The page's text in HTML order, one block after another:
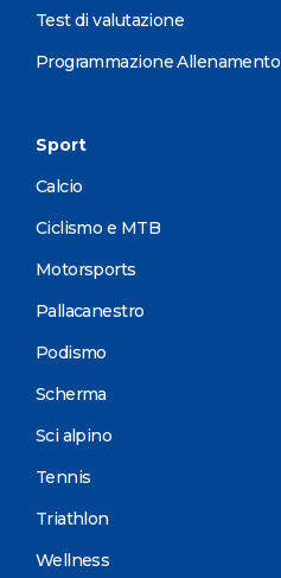
Test di valutazione
Programmazione Allenamento
Sport
Calcio
Ciclismo e MTB
Motorsports
Pallacanestro
Podismo
Scherma
Sci alpino
Tennis
Triathlon
Wellness